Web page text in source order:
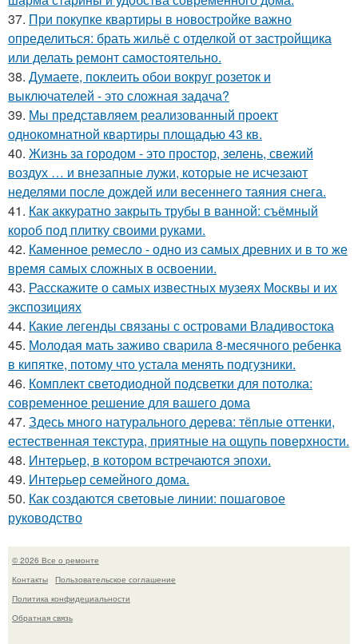
37. При покупке квартиры в новостройке важно
определиться: брать жильё с отделкой от застройщика
или делать ремонт самостоятельно.
38. Думаете, поклеить обои вокруг розеток и
выключателей - это сложная задача?
39. Мы представляем реализованный проект
однокомнатной квартиры площадью 43 кв.
40. Жизнь за городом - это простор, зелень, свежий
воздух … и внезапные лужи, которые не исчезают
неделями после дождей или весеннего таяния снега.
41. Как аккуратно закрыть трубы в ванной: съёмный
короб под плитку своими руками.
42. Каменное ремесло - одно из самых древних и в то же
время самых сложных в освоении.
43. Расскажите о самых известных музеях Москвы и их
экспозициях
44. Какие легенды связаны с островами Владивостока
45. Молодая мать заживо сварила 8-месячного ребенка
в кипятке, потому что устала менять подгузники.
46. Комплект светодиодной подсветки для потолка:
современное решение для вашего дома
47. Здесь много натурального дерева: тёплые оттенки,
естественная текстура, приятные на ощупь поверхности.
48. Интерьер, в котором встречаются эпохи.
49. Интерьер семейного дома.
50. Как создаются световые линии: пошаговое
руководство
© 2026 Все о ремонте
Контакты
Пользовательское соглашение
Политика конфидециальности
Обратная связь